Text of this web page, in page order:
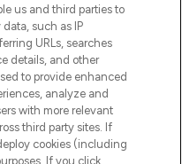
app, met gratis
€40.
My Personal
us and third parties to
such as IP
URLs, searches
details, and other
to provide enhanced
analyze and
with more relevant
third party sites. If
cookies (including
If you click